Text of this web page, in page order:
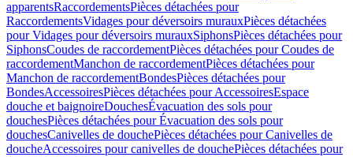
apparentsRaccordementsPièces détachées pour
RaccordementsVidages pour déversoirs murauxPièces détachées
pour Vidages pour déversoirs murauxSiphonsPièces détachées pour
SiphonsCoudes de raccordementPièces détachées pour Coudes de
raccordementManchon de raccordementPièces détachées pour
Manchon de raccordementBondesPièces détachées pour
BondesAccessoiresPièces détachées pour AccessoiresEspace
douche et baignoireDouchesÉvacuation des sols pour
douchesPièces détachées pour Évacuation des sols pour
douchesCanivelles de douchePièces détachées pour Canivelles de
doucheAccessoires pour canivelles de douchePièces détachées pour